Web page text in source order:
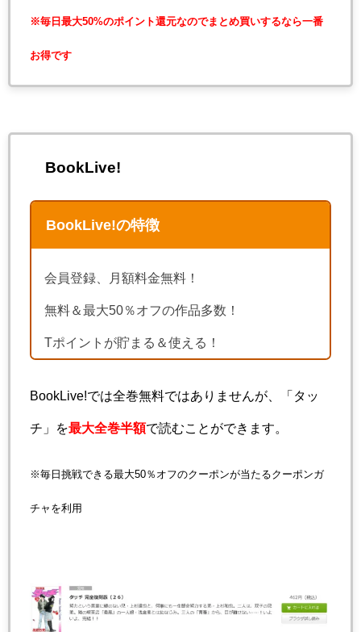
※毎日最大50%のポイント還元なのでまとめ買いするなら一番
お得です
BookLive!
BookLive!の特徴
会員登録、月額料金無料！
無料＆最大50％オフの作品多数！
Tポイントが貯まる＆使える！
BookLive!では全巻無料ではありませんが、「タッ
チ」を最大全巻半額で読むことができます。
※毎日挑戦できる最大50％オフのクーポンが当たるクーポンガ
チャを利用